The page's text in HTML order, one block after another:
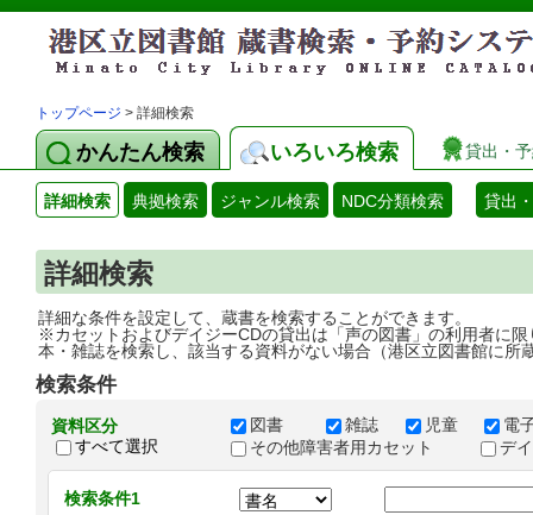
トップページ > 詳細検索
かんたん検索 いろいろ検索 貸出・
詳細検索 典拠検索 ジャンル検索 NDC分類検索 貸出
詳細検索
詳細な条件を設定して、蔵書を検索することができます。
※カセットおよびデイジーCDの貸出は「声の図書」の利用者に限
本・雑誌を検索し、該当する資料がない場合（港区立図書館に所
検索条件
資料区分
すべて選択
図書 雑誌 児童
電
その他障害者用カセット
デ
検索条件1